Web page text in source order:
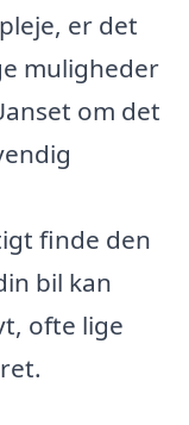
er det
muligheder
om det
finde den
bil kan
ofte lige